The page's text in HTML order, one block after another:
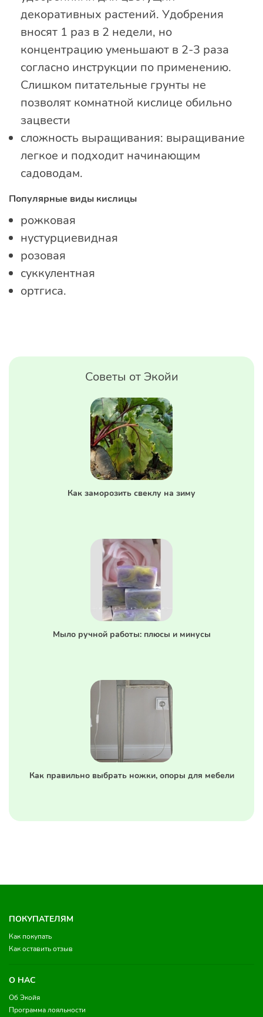
декоративных растений. Удобрения
вносят 1 раз в 2 недели, но
концентрацию уменьшают в 2-3 раза
согласно инструкции по применению.
Слишком питательные грунты не
позволят комнатной кислице обильно
зацвести
сложность выращивания: выращивание
легкое и подходит начинающим
садоводам.
Популярные виды кислицы
рожковая
нустурциевидная
розовая
суккулентная
ортгиса.
Советы от Экойи
Как заморозить свеклу на зиму
Мыло ручной работы: плюсы и минусы
Как правильно выбрать ножки, опоры для мебели
ПОКУПАТЕЛЯМ
Как покупать
Как оставить отзыв
О НАС
Об Экойя
Программа лояльности